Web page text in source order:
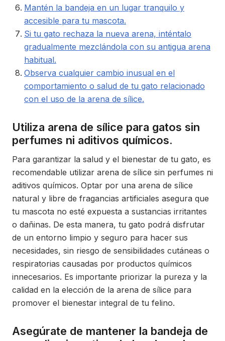
Mantén la bandeja en un lugar tranquilo y
accesible para tu mascota.
Si tu gato rechaza la nueva arena, inténtalo
gradualmente mezclándola con su antigua arena
habitual.
Observa cualquier cambio inusual en el
comportamiento o salud de tu gato relacionado
con el uso de la arena de sílice.
Utiliza arena de sílice para gatos sin
perfumes ni aditivos químicos.
Para garantizar la salud y el bienestar de tu gato, es
recomendable utilizar arena de sílice sin perfumes ni
aditivos químicos. Optar por una arena de sílice
natural y libre de fragancias artificiales asegura que
tu mascota no esté expuesta a sustancias irritantes
o dañinas. De esta manera, tu gato podrá disfrutar
de un entorno limpio y seguro para hacer sus
necesidades, sin riesgo de sensibilidades cutáneas o
respiratorias causadas por productos químicos
innecesarios. Es importante priorizar la pureza y la
calidad en la elección de la arena de sílice para
promover el bienestar integral de tu felino.
Asegúrate de mantener la bandeja de